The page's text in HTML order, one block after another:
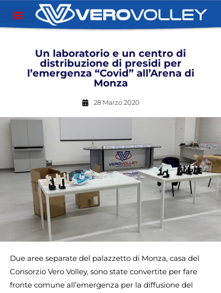
Un laboratorio e un centro di
distribuzione di presidi per
l’emergenza “Covid” all’Arena di
Monza
28 Marzo 2020
Due aree separate del palazzetto di Monza, casa del
Consorzio Vero Volley, sono state convertite per fare
fronte comune all’emergenza per la diffusione del